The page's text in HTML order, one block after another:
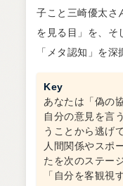
子こと三崎優太さ
を見る目」を、そ
「メタ認知」を
Key
あなたは「偽の
自分の意見を言
うことから逃げ
人間関係やスポ
たを次のステー
「自分を客観視